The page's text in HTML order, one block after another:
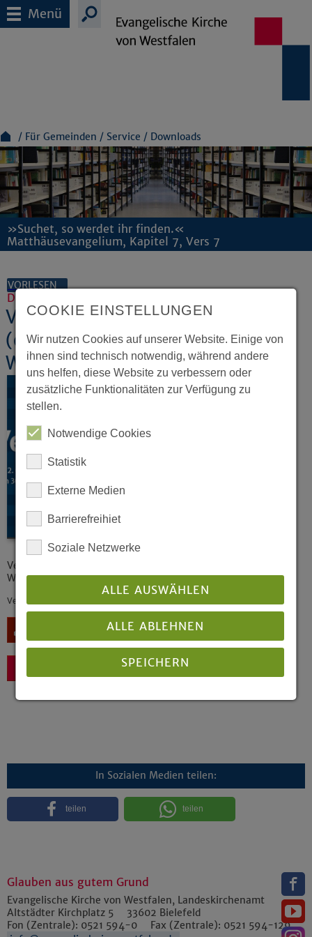
Menü
Für Gemeinden Service Downloads
»Suchet, so werdet ihr finden.«
Matthäusevangelium, Kapitel 7, Vers 7
VORLESEN
Dokumente und Downloads
Verhandlungen der 2.
(ordentlichen) Tagung der 19.
Westfälischen Landessynode 2021
Verhandlungen der 2. (ordentlichen) Tagung der 19.
Westfälischen Landessynode 2021
Veröffentlicht: 01/2022
In Sozialen Medien teilen:
teilen teilen
Glauben aus gutem Grund
Evangelische Kirche von Westfalen, Landeskirchenamt
Altstädter Kirchplatz 5
33602 Bielefeld
Fon (Zentrale): 0521 594-0 Fax (Zentrale): 0521 594-129
COOKIE EINSTELLUNGEN
Wir nutzen Cookies auf unserer Website. Einige von
ihnen sind technisch notwendig, während andere
uns helfen, diese Website zu verbessern oder
zusätzliche Funktionalitäten zur Verfügung zu
stellen.
Notwendige Cookies
Statistik
Externe Medien
Barrierefreihiet
Soziale Netzwerke
ALLE AUSWÄHLEN
ALLE ABLEHNEN
SPEICHERN